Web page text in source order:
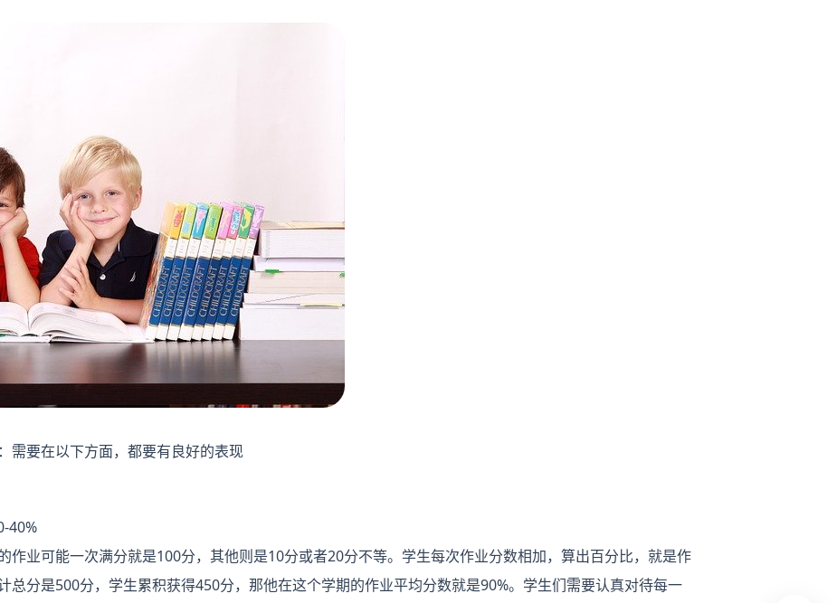
需要在以下方面，都要有良好的表现
40%
作业可能一次满分就是100分，其他则是10分或者20分不等。学生每次作业分数相加，算出百分比，就是作
总分是500分，学生累积获得450分，那他在这个学期的作业平均分数就是90%。学生们需要认真对待每一